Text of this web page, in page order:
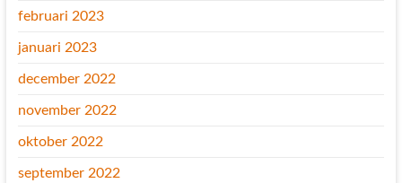
februari 2023
januari 2023
december 2022
november 2022
oktober 2022
september 2022